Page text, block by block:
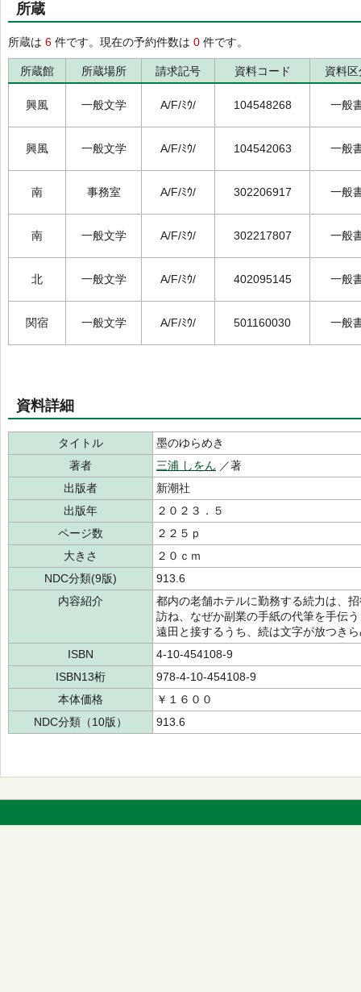
所蔵
所蔵は 6 件です。現在の予約件数は 0 件です。
所蔵館 所蔵場所 請求記号 資料コード 資料区
興風 一般文学 A/F/ﾐｳ/ 104548268 一般
興風 一般文学 A/F/ﾐｳ/ 104542063 一般
南 事務室 A/F/ﾐｳ/ 302206917 一般
南 一般文学 A/F/ﾐｳ/ 302217807 一般
北 一般文学 A/F/ﾐｳ/ 402095145 一般
関宿 一般文学 A/F/ﾐｳ/ 501160030 一般
資料詳細
タイトル
墨のゆらめき
著者
三浦 しをん ／著
出版者
新潮社
出版年
２０２３．５
ページ数
２２５ｐ
大きさ
２０ｃｍ
NDC分類(9版)
913.6
内容紹介
都内の老舗ホテルに勤務する続力は、
訪ね、なぜか副業の手紙の代筆を手伝
遠田と接するうち、続は文字が放つき
ISBN
4-10-454108-9
ISBN13桁
978-4-10-454108-9
本体価格
￥１６００
NDC分類（10版）
913.6